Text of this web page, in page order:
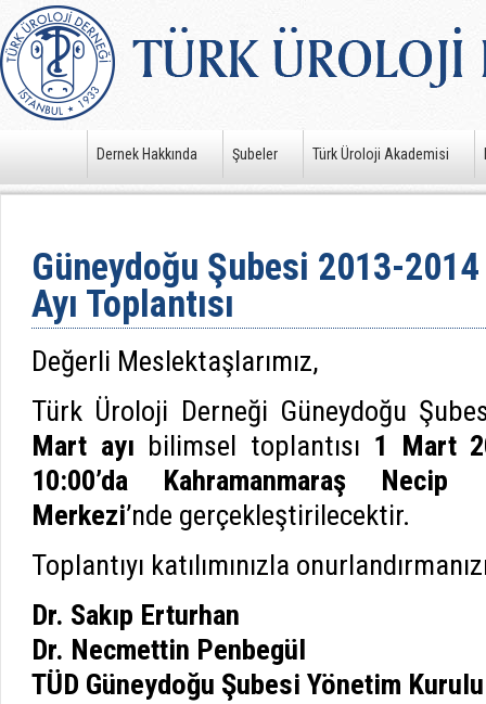
Dernek Hakkında Şubeler Türk Üroloji Akademisi
Güneydoğu Şubesi 2013-
Ayı Toplantısı
Değerli Meslektaşlarımız,
Türk Üroloji Derneği Güneydoğu
Mart ayı bilimsel toplantısı 1 Mart
10:00’da
Kahramanmaraş
Merkezi’nde gerçekleştirilecektir.
Toplantıyı katılımınızla
Dr. Sakıp Erturhan
Dr. Necmettin Penbegül
TÜD Güneydoğu Şubesi Yönetim Kurulu